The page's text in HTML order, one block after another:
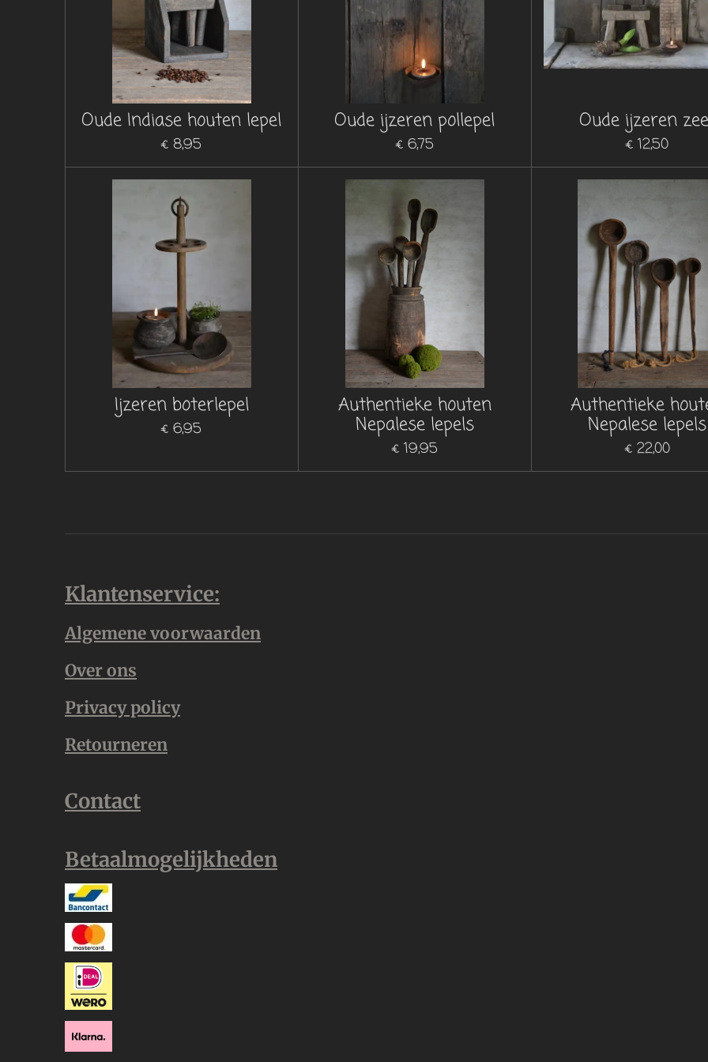
Oude Indiase houten lepel
€ 8,95
Oude ijzeren pollepel
€ 6,75
Oude ijzeren
€ 12,50
Ijzeren boterlepel
€ 6,95
Authentieke houten
Nepalese lepels
€ 19,95
Authentieke
Nepalese lepels
€ 22,00
Klantenservice:
Algemene voorwaarden
Over ons
Privacy policy
Retourneren
Contact
Betaalmogelijkheden